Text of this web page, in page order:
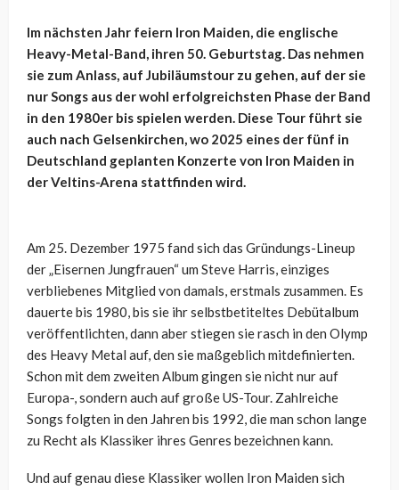
Im nächsten Jahr feiern Iron Maiden, die englische
Heavy-Metal-Band, ihren 50. Geburtstag. Das nehmen
sie zum Anlass, auf Jubiläumstour zu gehen, auf der sie
nur Songs aus der wohl erfolgreichsten Phase der Band
in den 1980er bis spielen werden. Diese Tour führt sie
auch nach Gelsenkirchen, wo 2025 eines der fünf in
Deutschland geplanten Konzerte von Iron Maiden in
der Veltins-Arena stattfinden wird.
Am 25. Dezember 1975 fand sich das Gründungs-Lineup
der „Eisernen Jungfrauen“ um Steve Harris, einziges
verbliebenes Mitglied von damals, erstmals zusammen. Es
dauerte bis 1980, bis sie ihr selbstbetiteltes Debütalbum
veröffentlichten, dann aber stiegen sie rasch in den Olymp
des Heavy Metal auf, den sie maßgeblich mitdefinierten.
Schon mit dem zweiten Album gingen sie nicht nur auf
Europa-, sondern auch auf große US-Tour. Zahlreiche
Songs folgten in den Jahren bis 1992, die man schon lange
zu Recht als Klassiker ihres Genres bezeichnen kann.
Und auf genau diese Klassiker wollen Iron Maiden sich